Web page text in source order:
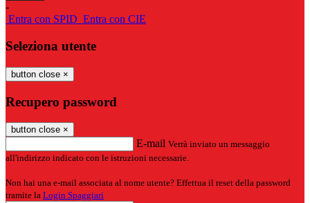
-
Entra con SPID Entra con CIE
Seleziona utente
button close ×
Recupero password
button close ×
E-mail Verrà inviato un messaggio
all'indirizzo indicato con le istruzioni necessarie.
Non hai una e-mail associata al nome utente? Effettua il reset della password
tramite la Login Spaggiari